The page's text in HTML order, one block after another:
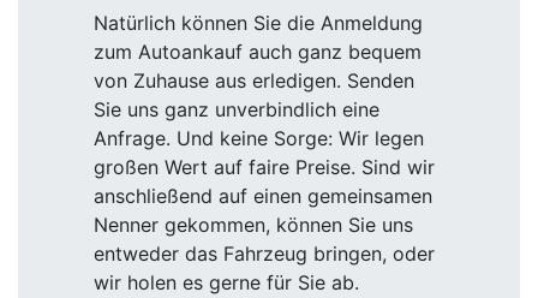
Natürlich können Sie die Anmeldung
zum Autoankauf auch ganz bequem
von Zuhause aus erledigen. Senden
Sie uns ganz unverbindlich eine
Anfrage. Und keine Sorge: Wir legen
großen Wert auf faire Preise. Sind wir
anschließend auf einen gemeinsamen
Nenner gekommen, können Sie uns
entweder das Fahrzeug bringen, oder
wir holen es gerne für Sie ab.